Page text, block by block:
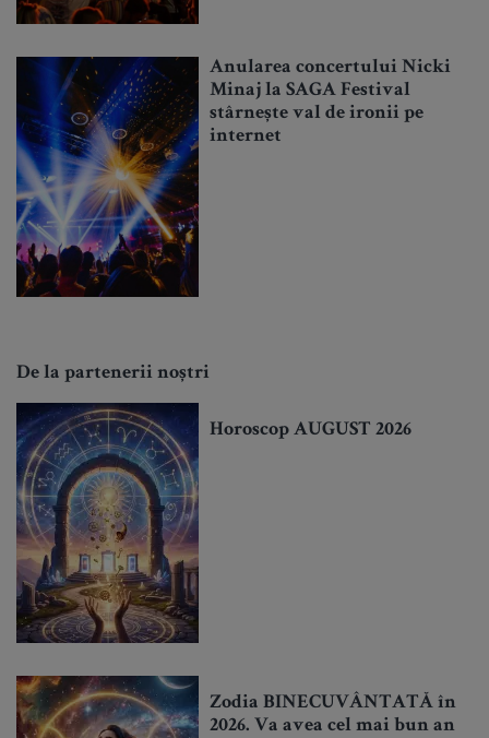
Anularea concertului Nicki
Minaj la SAGA Festival
stârnește val de ironii pe
internet
De la partenerii noștri
Horoscop AUGUST 2026
Zodia BINECUVÂNTATĂ în
2026. Va avea cel mai bun an